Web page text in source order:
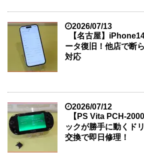
2026/07/13
【名古屋】
ータ復旧！他店で断
対応
2026/07/12
【PS Vita PCH-
ックが勝手に動くド
交換で即日修理！